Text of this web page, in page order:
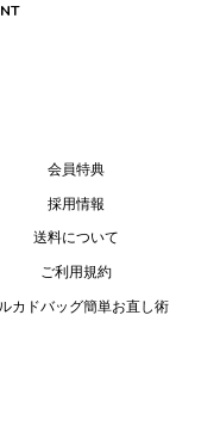
会員特典
採用情報
送料について
ご利用規約
カドバッグ簡単お直し術